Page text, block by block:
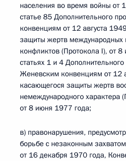
населения во время войны от
статье 85 Дополнительного
конвенциям от 12 августа
защиты жертв международных
конфликтов (Протокола I), от
статьях 1 и 4
Женевским конвенциям от 12
касающегося защиты жертв
немеждународного характера
от 8 июня 1977 года;
в) правонарушения,
борьбе с незаконным
от 16 декабря 1970 года,